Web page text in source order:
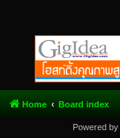
Home Board index
Powered by